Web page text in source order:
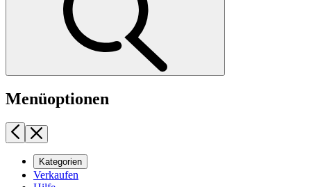
Menüoptionen
Kategorien
Verkaufen